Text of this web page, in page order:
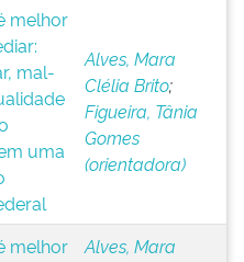
melhor
mal-
uma
Alves, Mara
Clélia Brito;
Figueira, Tânia
Gomes
(orientadora)
melhor
Alves, Mara